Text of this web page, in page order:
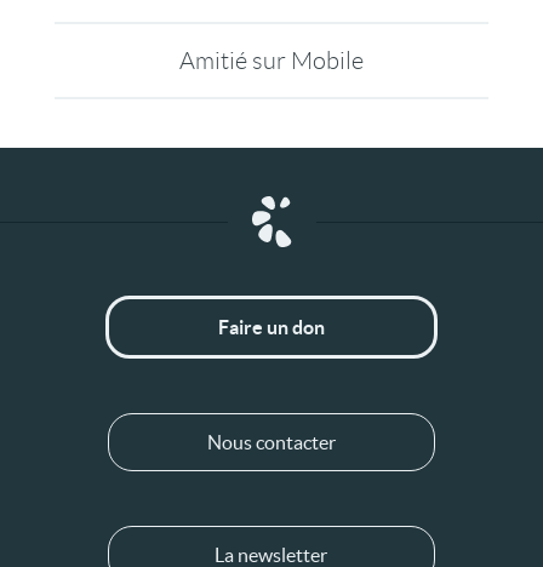
Amitié sur Mobile
Faire un don
Nous contacter
La newsletter